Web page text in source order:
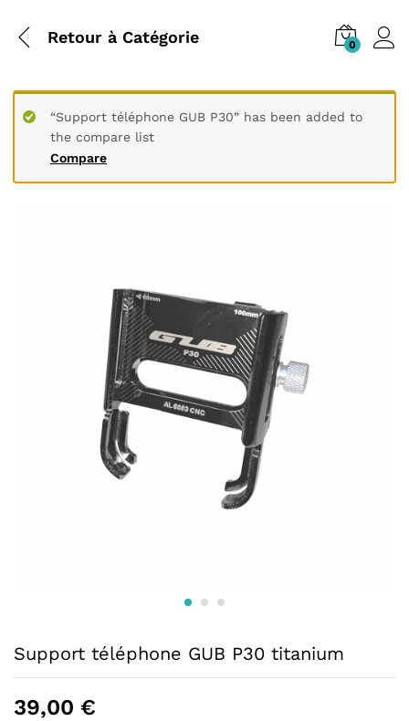
Retour à Catégorie 0
Compare
“Support téléphone GUB P30” has been added to
the compare list
Support téléphone GUB P30 titanium
39,00 €